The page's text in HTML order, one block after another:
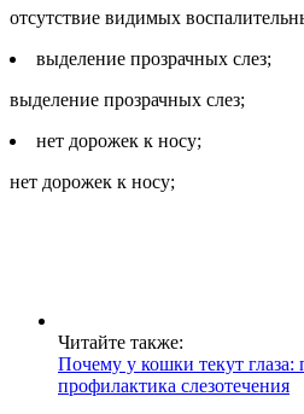
отсутствие видимых
выделение прозрачных слез;
выделение прозрачных слез;
нет дорожек к носу;
нет дорожек к носу;
Читайте также:
Почему у кошки текут
профилактика слезотечения